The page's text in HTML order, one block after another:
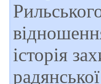
історія